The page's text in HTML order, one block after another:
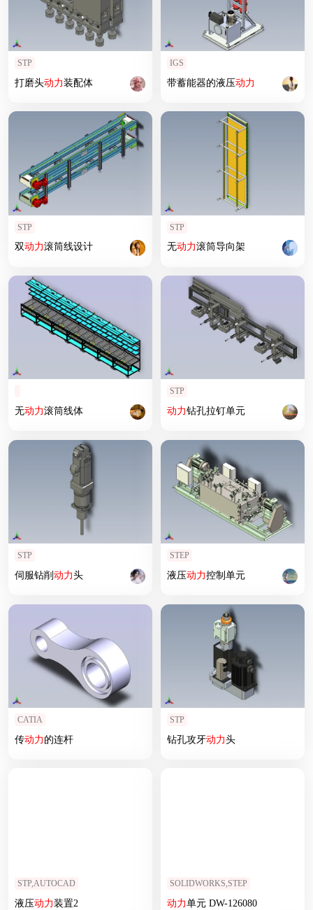
STP
打磨头动力装配体
IGS
带蓄能器的液压动力
STP
双动力滚筒线设计
STP
无动力滚筒导向架
无动力滚筒线体
STP
动力钻孔拉钉单元
STP
伺服钻削动力头
STEP
液压动力控制单元
CATIA
传动力的连杆
STP
钻孔攻牙动力头
STP,AUTOCAD
液压动力装置2
SOLIDWORKS,STEP
动力单元 DW-126080